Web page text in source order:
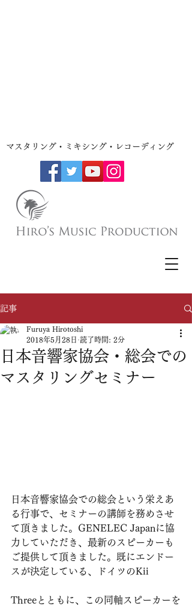
​マスタリング・ミキシング・レコーディング
記事
日本音響家協会・総会での
マスタリングセミナー
Furuya Hirotoshi
2018年5月28日 読了時間: 2分
日本音響家協会での総会という栄えあ
る行事で、セミナーの講師を務めさせ
て頂きました。GENELEC Japanに協
力していただき、最新のスピーカーも
ご提供して頂きました。既にエンドー
スが決定している、ドイツのKii
Threeとともに、この同軸スピーカーを